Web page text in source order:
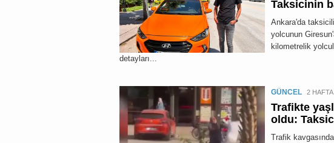
Taksicinin
Ankara'da
yolcunun
kilometrelik
detayları...
GÜNCEL 2
Trafikte
oldu:
Trafik